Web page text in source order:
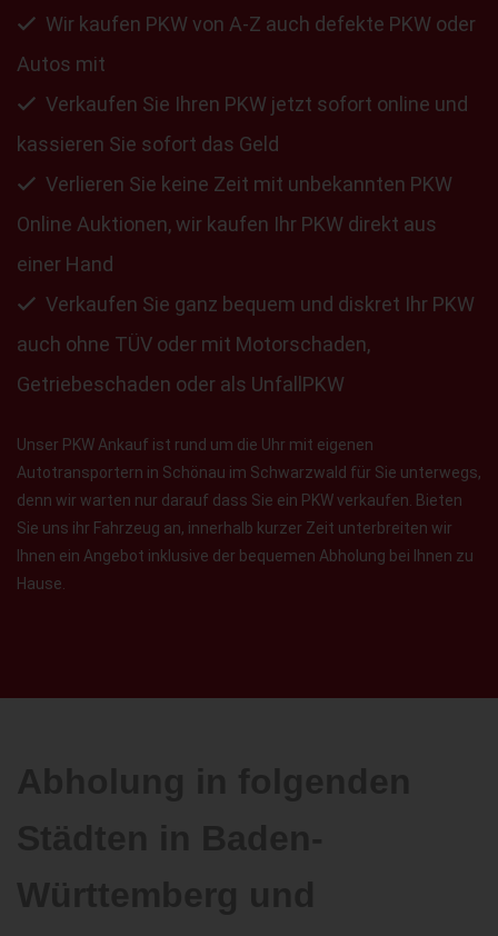
Wir kaufen PKW von A-Z auch defekte PKW oder
Autos mit
Verkaufen Sie Ihren PKW jetzt sofort online und
kassieren Sie sofort das Geld
Verlieren Sie keine Zeit mit unbekannten PKW
Online Auktionen, wir kaufen Ihr PKW direkt aus
einer Hand
Verkaufen Sie ganz bequem und diskret Ihr PKW
auch ohne TÜV oder mit Motorschaden,
Getriebeschaden oder als UnfallPKW
Unser PKW Ankauf ist rund um die Uhr mit eigenen
Autotransportern in Schönau im Schwarzwald für Sie unterwegs,
denn wir warten nur darauf dass Sie ein PKW verkaufen. Bieten
Sie uns ihr Fahrzeug an, innerhalb kurzer Zeit unterbreiten wir
Ihnen ein Angebot inklusive der bequemen Abholung bei Ihnen zu
Hause.